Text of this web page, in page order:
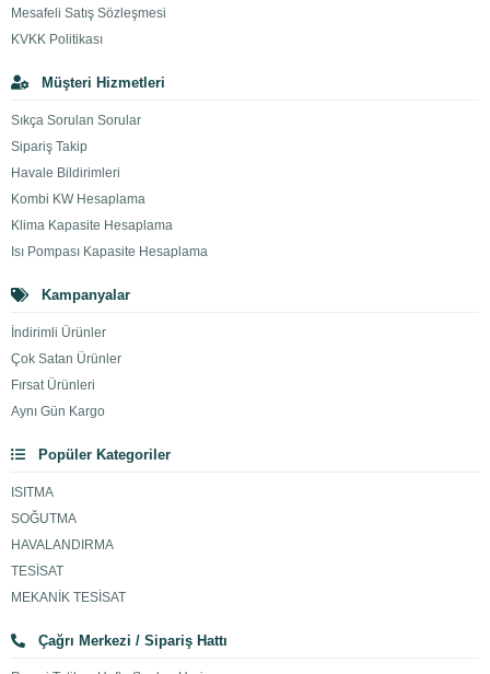
Mesafeli Satış Sözleşmesi
KVKK Politikası
Müşteri Hizmetleri
Sıkça Sorulan Sorular
Sipariş Takip
Havale Bildirimleri
Kombi KW Hesaplama
Klima Kapasite Hesaplama
Isı Pompası Kapasite Hesaplama
Kampanyalar
İndirimli Ürünler
Çok Satan Ürünler
Fırsat Ürünleri
Aynı Gün Kargo
Popüler Kategoriler
ISITMA
SOĞUTMA
HAVALANDIRMA
TESİSAT
MEKANİK TESİSAT
Çağrı Merkezi / Sipariş Hattı